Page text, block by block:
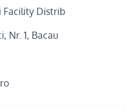
Facility Distrib
Nr. 1, Bacau